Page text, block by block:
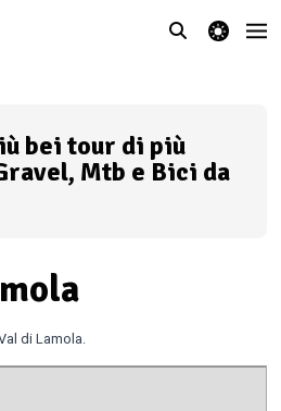
theme switcher
bei tour di più
Mtb e Bici da
di Lamola.